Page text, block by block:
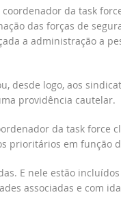
da task
das forças de
a administração a
desde logo, aos
providência cautelar.
da task force
prioritários em função
E nele estão
associadas e com